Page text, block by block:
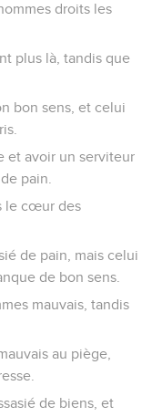
droits les
plus là, tandis que
bon sens, et celui
et avoir un serviteur
pain.
le cœur des
de pain, mais celui
de bon sens.
mauvais, tandis
au piège,
de biens, et